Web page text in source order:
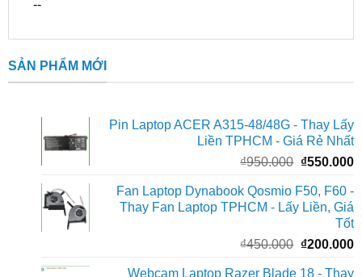
--
SẢN PHẨM MỚI
Pin Laptop ACER A315-48/48G - Thay Lấy
Liền TPHCM - Giá Rẻ Nhất
₫950.000 Giá
là:
₫950.000.
₫550.000
Fan Laptop Dynabook Qosmio F50, F60 -
Thay Fan Laptop TPHCM - Lấy Liền, Giá
Tốt
₫450.000 Giá
₫200.000
Webcam Laptop Razer Blade 18 - Thay